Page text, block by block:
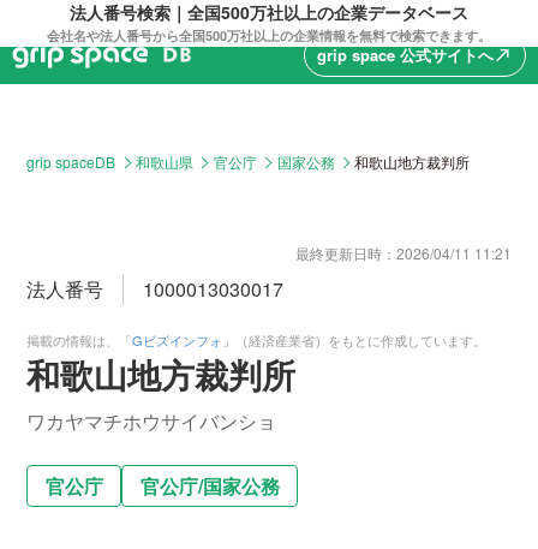
法人番号検索｜全国500万社以上の企業データベース
会社名や法人番号から全国500万社以上の企業情報を無料で検索できます。
grip space 公式サイトへnorth_east
grip spaceDB 和歌山県 官公庁 国家公務 和歌山地方裁判所
最終更新日時： 2026/04/11 11:21
法人番号 1000013030017
掲載の情報は、「Gビズインフォ 」（経済産業省）をもとに作成しています。
和歌山地方裁判所
ワカヤマチホウサイバンショ
官公庁 官公庁/国家公務